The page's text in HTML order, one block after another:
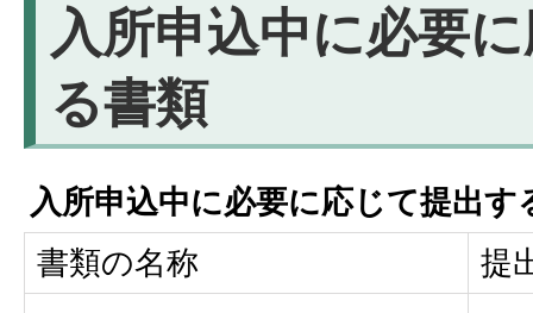
入所申込中に必要
る書類
入所申込中に必要に応じて提出す
書類の名称
提